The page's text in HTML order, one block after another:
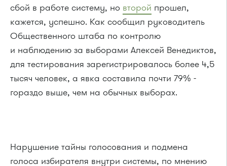
сбой в работе систему, но второй прошел,
кажется, успешно. Как сообщил руководитель
Общественного штаба по контролю
и наблюдению за выборами Алексей Венедиктов,
для тестирования зарегистрировалось более 4,5
тысяч человек, а явка составила почти 79% -
гораздо выше, чем на обычных выборах.
Нарушение тайны голосования и подмена
голоса избирателя внутри системы, по мнению